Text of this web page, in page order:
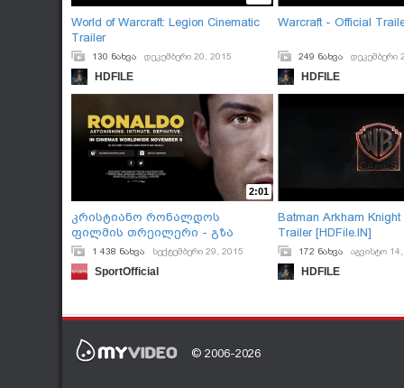
World of Warcraft: Legion Cinematic
Trailer
130 ნახვა დეკემბერი 20, 2015
HDFILE
Warcraft - Official
249 ნახვა დეკემბერი
HDFILE
2:01
კრისტიანო რონალდოს
ფილმის თრეილერი - გზა
სიღარიბიდან დიდებამდე
1 438 ნახვა სექტემბერი 29, 2015
SportOfficial
Batman Arkham
Trailer [HDFile.IN]
172 ნახვა აგვისტო
HDFILE
© 2006-2026